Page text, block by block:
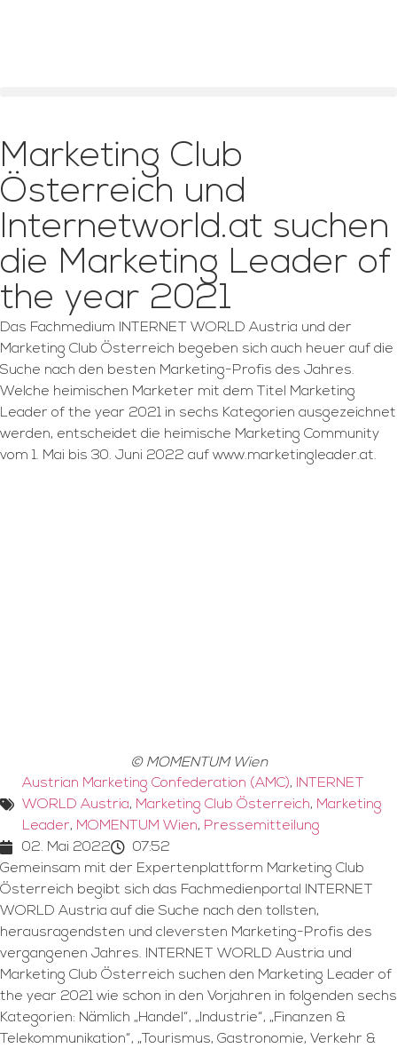
Marketing Club
Österreich und
Internetworld.at suchen
die Marketing Leader of
the year 2021
Das Fachmedium INTERNET WORLD Austria und der
Marketing Club Österreich begeben sich auch heuer auf die
Suche nach den besten Marketing-Profis des Jahres.
Welche heimischen Marketer mit dem Titel Marketing
Leader of the year 2021 in sechs Kategorien ausgezeichnet
werden, entscheidet die heimische Marketing Community
vom 1. Mai bis 30. Juni 2022 auf www.marketingleader.at.
© MOMENTUM Wien
Austrian Marketing Confederation (AMC),
INTERNET
WORLD Austria, Marketing Club Österreich, Marketing
Leader, MOMENTUM Wien, Pressemitteilung
02. Mai 2022
07:52
Gemeinsam mit der Expertenplattform Marketing Club
Österreich begibt sich das Fachmedienportal INTERNET
WORLD Austria auf die Suche nach den tollsten,
herausragendsten und cleversten Marketing-Profis des
vergangenen Jahres. INTERNET WORLD Austria und
Marketing Club Österreich suchen den Marketing Leader of
the year 2021 wie schon in den Vorjahren in folgenden sechs
Kategorien: Nämlich „Handel“, „Industrie“, „Finanzen &
Telekommunikation“, „Tourismus, Gastronomie, Verkehr &